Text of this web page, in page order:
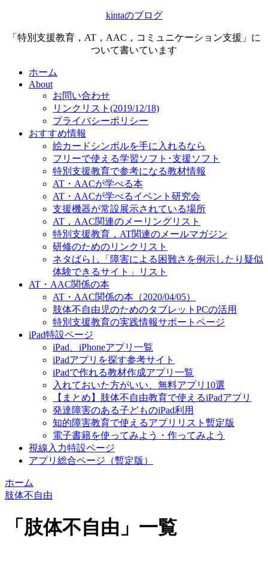
kintaのブログ
「特別支援教育，AT，AAC，コミュニケーション支援」に
ついて書いています
ホーム
About
お問い合わせ
リンクリスト(2019/12/18)
プライバシーポリシー
おすすめ情報
絵カードシンボルを手に入れるなら
フリーで使える学習ソフト･支援ソフト
特別支援教育で参考になる教材情報
AT・AACが学べる本
AT・AACが学べるイベント研究会
支援機器が常設展示されている場所
AT，AAC関連のメーリングリスト
特別支援教育，AT関連のメールマガジン
研修のためのリンクリスト
ネタばらし「障害による困難さを例示したり疑似
体験できるサイト」リスト
AT・AAC関係の本
AT・AAC関係の本（2020/04/05）
肢体不自由児のためのタブレットPCの活用
特別支援教育の実践情報サポートページ
iPad特設ページ
iPad、iPhoneアプリ一覧
iPadアプリを探す参考サイト
iPadで作れる教材作成アプリ一覧
入れておいた方がいい、無料アプリ10選
【まとめ】肢体不自由教育で使えるiPadアプリ
発達障害のある子どものiPad利用
知的障害教育で使えるアプリリスト暫定版
電子書籍を使ってみよう・作ってみよう
視線入力特設ページ
アプリ総合ページ（暫定版）
ホーム
肢体不自由
「 肢体不自由 」 一覧